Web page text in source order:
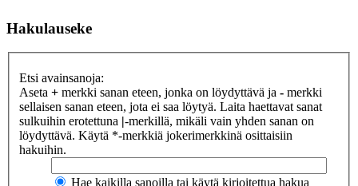
Hakulauseke
Etsi avainsanoja:
Aseta + merkki sanan eteen, jonka on löydyttävä ja - merkki
sellaisen sanan eteen, jota ei saa löytyä. Laita haettavat sanat
sulkuihin erotettuna |-merkillä, mikäli vain yhden sanan on
löydyttävä. Käytä *-merkkiä jokerimerkkinä osittaisiin
hakuihin.
Hae kaikilla sanoilla tai käytä kirjoitettua hakua